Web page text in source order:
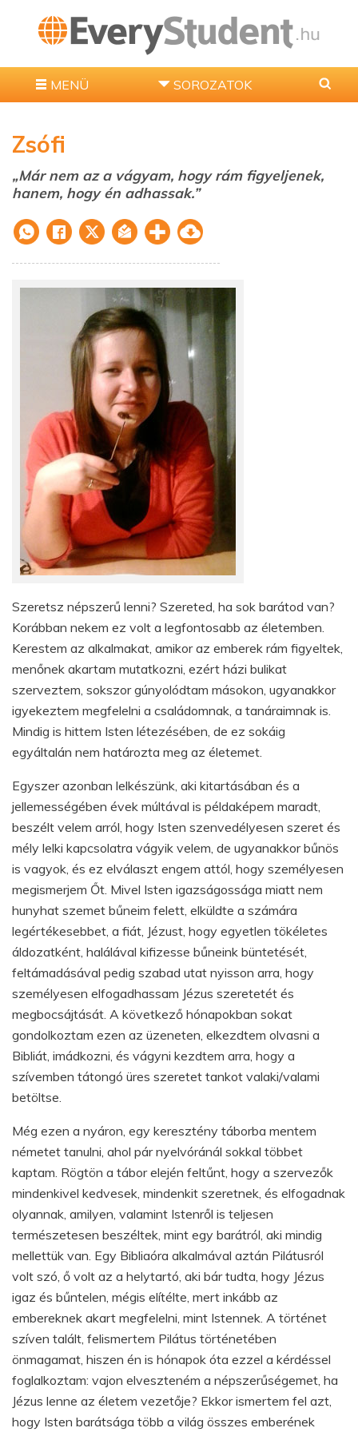
MENÜ SOROZATOK
Zsófi
„Már nem az a vágyam, hogy rám figyeljenek,
hanem, hogy én adhassak.”
Szeretsz népszerű lenni? Szereted, ha sok barátod van?
Korábban nekem ez volt a legfontosabb az életemben.
Kerestem az alkalmakat, amikor az emberek rám figyeltek,
menőnek akartam mutatkozni, ezért házi bulikat
szerveztem, sokszor gúnyolódtam másokon, ugyanakkor
igyekeztem megfelelni a családomnak, a tanáraimnak is.
Mindig is hittem Isten létezésében, de ez sokáig
egyáltalán nem határozta meg az életemet.
Egyszer azonban lelkészünk, aki kitartásában és a
jellemességében évek múltával is példaképem maradt,
beszélt velem arról, hogy Isten szenvedélyesen szeret és
mély lelki kapcsolatra vágyik velem, de ugyanakkor bűnös
is vagyok, és ez elválaszt engem attól, hogy személyesen
megismerjem Őt. Mivel Isten igazságossága miatt nem
hunyhat szemet bűneim felett, elküldte a számára
legértékesebbet, a fiát, Jézust, hogy egyetlen tökéletes
áldozatként, halálával kifizesse bűneink büntetését,
feltámadásával pedig szabad utat nyisson arra, hogy
személyesen elfogadhassam Jézus szeretetét és
megbocsájtását. A következő hónapokban sokat
gondolkoztam ezen az üzeneten, elkezdtem olvasni a
Bibliát, imádkozni, és vágyni kezdtem arra, hogy a
szívemben tátongó üres szeretet tankot valaki/valami
betöltse.
Még ezen a nyáron, egy keresztény táborba mentem
németet tanulni, ahol pár nyelvóránál sokkal többet
kaptam. Rögtön a tábor elején feltűnt, hogy a szervezők
mindenkivel kedvesek, mindenkit szeretnek, és elfogadnak
olyannak, amilyen, valamint Istenről is teljesen
természetesen beszéltek, mint egy barátról, aki mindig
mellettük van. Egy Bibliaóra alkalmával aztán Pilátusról
volt szó, ő volt az a helytartó, aki bár tudta, hogy Jézus
igaz és bűntelen, mégis elítélte, mert inkább az
embereknek akart megfelelni, mint Istennek. A történet
szíven talált, felismertem Pilátus történetében
önmagamat, hiszen én is hónapok óta ezzel a kérdéssel
foglalkoztam: vajon elveszteném a népszerűségemet, ha
Jézus lenne az életem vezetője? Ekkor ismertem fel azt,
hogy Isten barátsága több a világ összes emberének